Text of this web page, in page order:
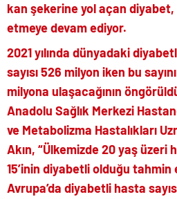
kan şekerine yol açan
etmeye devam ediyor.
2021 yılında dünyadaki
sayısı 526 milyon iken bu
milyona ulaşacağının
Anadolu Sağlık Merkezi
ve Metabolizma Hastalıkları
Akın, “Ülkemizde 20 yaş üzeri
15’inin diyabetli olduğu tahmin
Avrupa’da diyabetli hasta